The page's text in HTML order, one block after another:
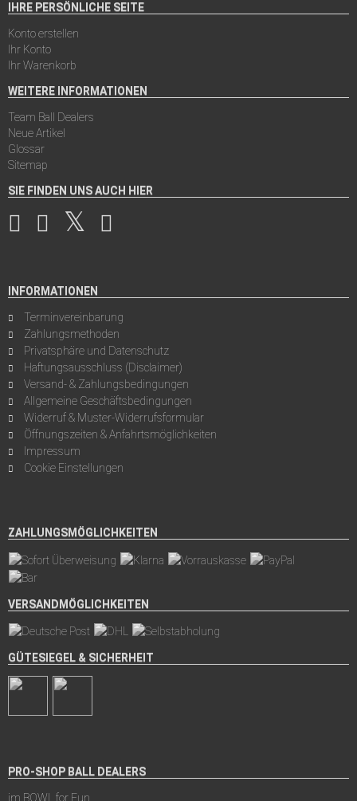
IHRE PERSÖNLICHE SEITE
Konto erstellen
Ihr Konto
Ihr Warenkorb
WEITERE INFORMATIONEN
Team Ball Dealers
Neue Artikel
Glossar
Sitemap
SIE FINDEN UNS AUCH HIER
INFORMATIONEN
Terminvereinbarung
Zahlungsmethoden
Privatsphäre und Datenschutz
Haftungsausschluss (Disclaimer)
Versand- & Zahlungsbedingungen
Allgemeine Geschäftsbedingungen
Widerruf & Muster-Widerrufsformular
Öffnungszeiten & Anfahrtsmöglichkeiten
Impressum
Cookie Einstellungen
ZAHLUNGSMÖGLICHKEITEN
VERSANDMÖGLICHKEITEN
GÜTESIEGEL & SICHERHEIT
PRO-SHOP BALL DEALERS
im BOWL for Fun